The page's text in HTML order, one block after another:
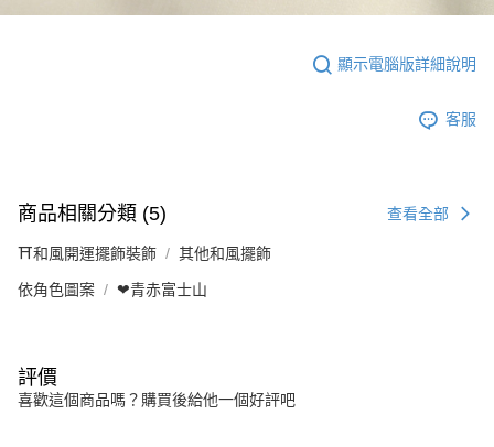
顯示電腦版詳細說明
客服
商品相關分類 (5) 查看全部
⛩️和風開運擺飾裝飾 其他和風擺飾
依角色圖案 ❤青赤富士山
評價
喜歡這個商品嗎？購買後給他一個好評吧